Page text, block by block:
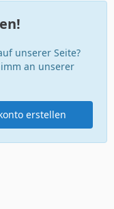
unserer Seite?
an unserer
erstellen